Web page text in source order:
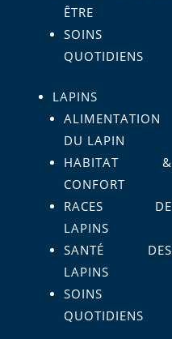
ÊTRE
SOINS
QUOTIDIENS
LAPINS
ALIMENTATION
DU LAPIN
HABITAT &
CONFORT
RACES DE
LAPINS
SANTÉ DES
LAPINS
SOINS
QUOTIDIENS